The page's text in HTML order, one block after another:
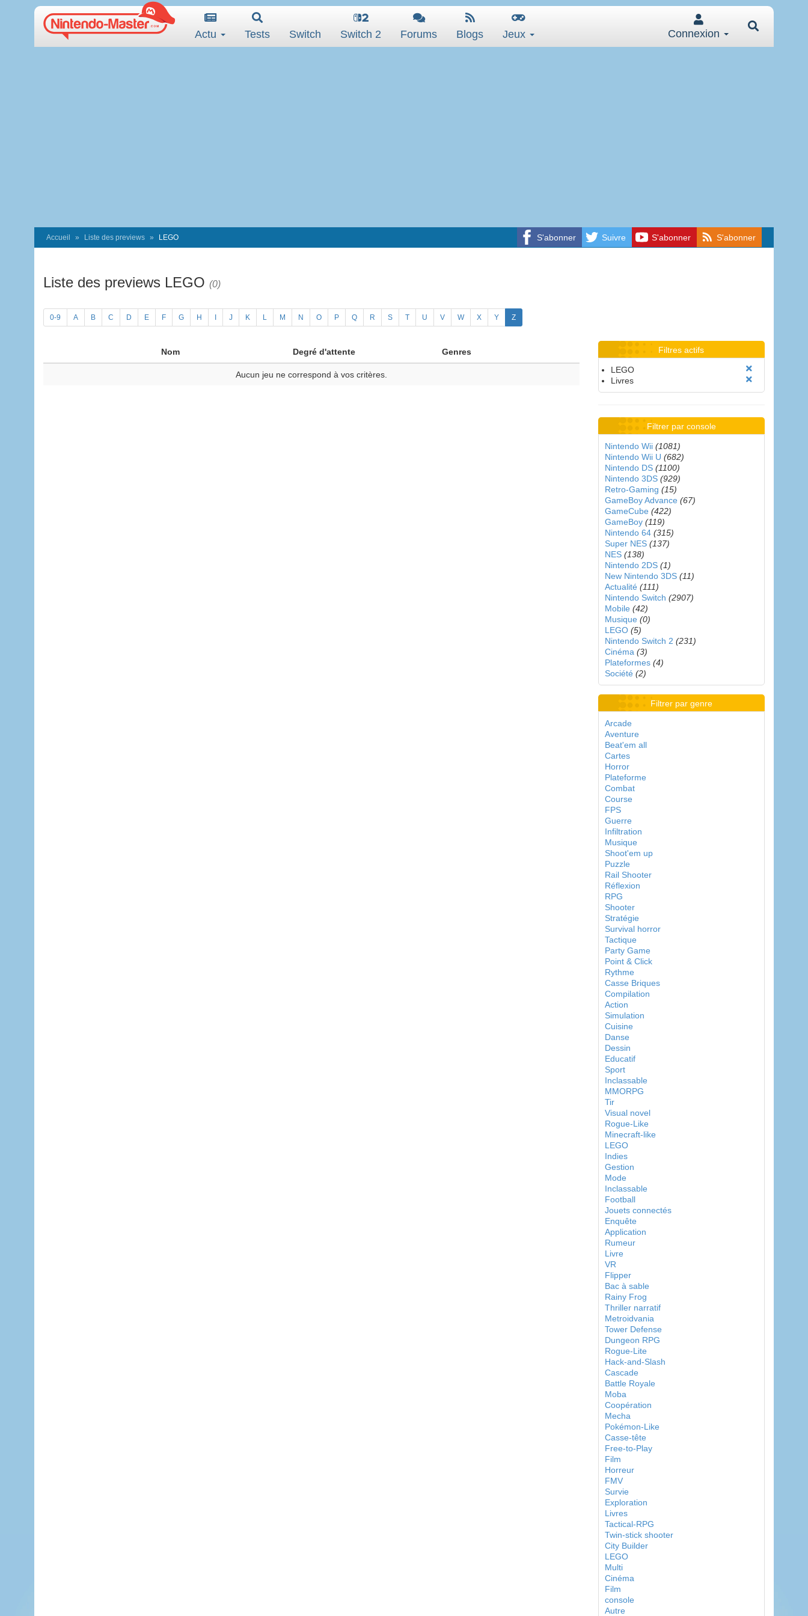
Actu Tests Switch Switch 2 Forums Blogs Jeux Connexion
S'abonner Suivre S'abonner S'abonner
Accueil Liste des previews LEGO
Liste des previews LEGO (0)
0-9 A B C D E F G H J K L M N O P Q R S T U V W X Y Z
Nom Degré d'attente Genres
Aucun jeu ne correspond à vos critères.
Filtres actifs
LEGO
Livres
Filtrer par console
Nintendo Wii (1081)
Nintendo Wii U (682)
Nintendo DS (1100)
Nintendo 3DS (929)
Retro-Gaming (15)
GameBoy Advance (67)
GameCube (422)
GameBoy (119)
Nintendo 64 (315)
Super NES (137)
NES (138)
Nintendo 2DS (1)
New Nintendo 3DS (11)
Actualité (111)
Nintendo Switch (2907)
Mobile (42)
Musique (0)
LEGO (5)
Nintendo Switch 2 (231)
Cinéma (3)
Plateformes (4)
Société (2)
Filtrer par genre
Arcade
Aventure
Beat'em all
Cartes
Horror
Plateforme
Combat
Course
FPS
Guerre
Infiltration
Musique
Shoot'em up
Puzzle
Rail Shooter
Réflexion
RPG
Shooter
Stratégie
Survival horror
Tactique
Party Game
Point & Click
Rythme
Casse Briques
Compilation
Action
Simulation
Cuisine
Danse
Dessin
Educatif
Sport
Inclassable
MMORPG
Tir
Visual novel
Rogue-Like
Minecraft-like
LEGO
Indies
Gestion
Mode
Inclassable
Football
Jouets connectés
Enquête
Application
Rumeur
Livre
VR
Flipper
Bac à sable
Rainy Frog
Thriller narratif
Metroidvania
Tower Defense
Dungeon RPG
Rogue-Lite
Hack-and-Slash
Cascade
Battle Royale
Moba
Coopération
Mecha
Pokémon-Like
Casse-tête
Free-to-Play
Film
Horreur
FMV
Survie
Exploration
Livres
Tactical-RPG
Twin-stick shooter
City Builder
LEGO
Multi
Cinéma
Film
console
Autre